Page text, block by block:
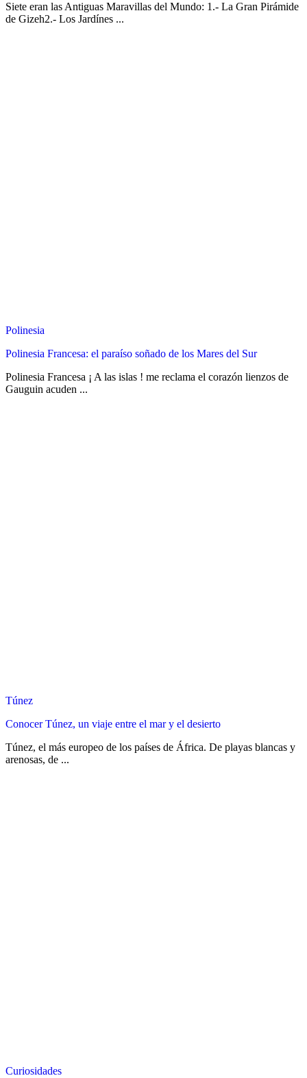
Siete eran las Antiguas Maravillas del Mundo: 1.- La Gran Pirámide
de Gizeh2.- Los Jardínes ...
Polinesia
Polinesia Francesa: el paraíso soñado de los Mares del Sur
Polinesia Francesa ¡ A las islas ! me reclama el corazón lienzos de
Gauguin acuden ...
Túnez
Conocer Túnez, un viaje entre el mar y el desierto
Túnez, el más europeo de los países de África. De playas blancas y
arenosas, de ...
Curiosidades